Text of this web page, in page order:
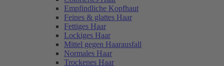
Empfindliche Kopfhaut
Feines & glattes Haar
Fettiges Haar
Lockiges Haar
Mittel gegen Haarausfall
Normales Haar
Trockenes Haar